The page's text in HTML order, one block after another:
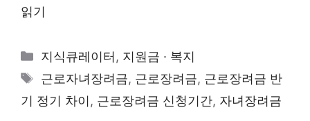
읽기
카
테
리
지식큐레이터 , 지원금 · 복지
태
그
근로자녀장려금, 근로장려금, 근로장려금 반
기 정기 차이 , 근로장려금 신청기간, 자녀장려금